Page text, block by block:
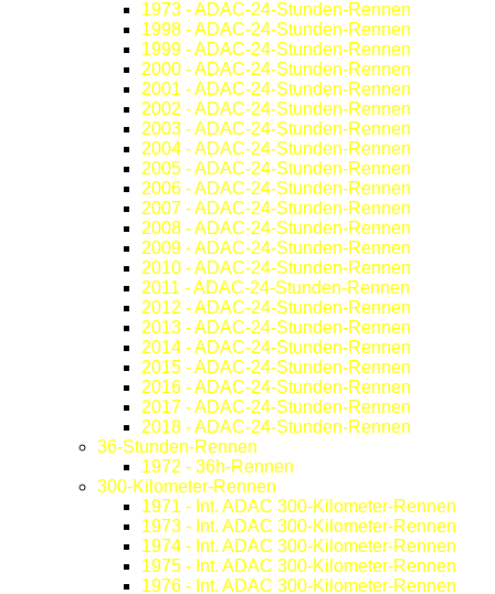
1973 - ADAC-24-Stunden-Rennen
1998 - ADAC-24-Stunden-Rennen
1999 - ADAC-24-Stunden-Rennen
2000 - ADAC-24-Stunden-Rennen
2001 - ADAC-24-Stunden-Rennen
2002 - ADAC-24-Stunden-Rennen
2003 - ADAC-24-Stunden-Rennen
2004 - ADAC-24-Stunden-Rennen
2005 - ADAC-24-Stunden-Rennen
2006 - ADAC-24-Stunden-Rennen
2007 - ADAC-24-Stunden-Rennen
2008 - ADAC-24-Stunden-Rennen
2009 - ADAC-24-Stunden-Rennen
2010 - ADAC-24-Stunden-Rennen
2011 - ADAC-24-Stunden-Rennen
2012 - ADAC-24-Stunden-Rennen
2013 - ADAC-24-Stunden-Rennen
2014 - ADAC-24-Stunden-Rennen
2015 - ADAC-24-Stunden-Rennen
2016 - ADAC-24-Stunden-Rennen
2017 - ADAC-24-Stunden-Rennen
2018 - ADAC-24-Stunden-Rennen
36-Stunden-Rennen
1972 - 36h-Rennen
300-Kilometer-Rennen
1971 - Int. ADAC 300-Kilometer-Rennen
1973 - Int. ADAC 300-Kilometer-Rennen
1974 - Int. ADAC 300-Kilometer-Rennen
1975 - Int. ADAC 300-Kilometer-Rennen
1976 - Int. ADAC 300-Kilometer-Rennen